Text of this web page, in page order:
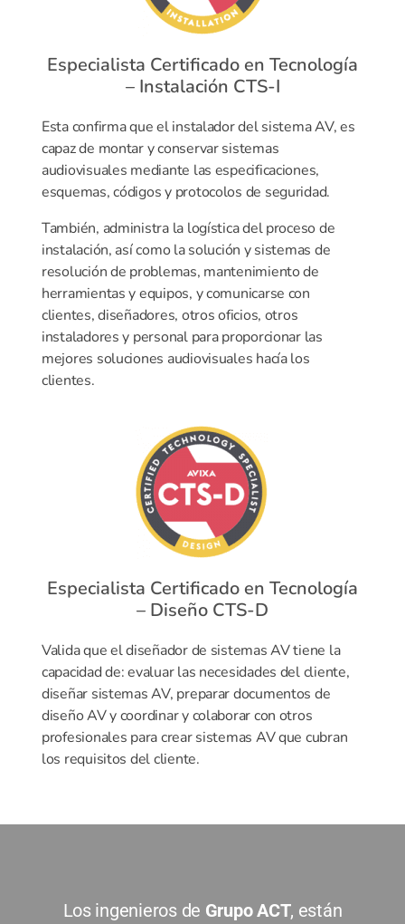
Especialista Certificado en Tecnología
– Instalación CTS-I
Esta confirma que el instalador del sistema AV, es
capaz de montar y conservar sistemas
audiovisuales mediante las especificaciones,
esquemas, códigos y protocolos de seguridad.
También, administra la logística del proceso de
instalación, así como la solución y sistemas de
resolución de problemas, mantenimiento de
herramientas y equipos, y comunicarse con
clientes, diseñadores, otros oficios, otros
instaladores y personal para proporcionar las
mejores soluciones audiovisuales hacía los
clientes.
Especialista Certificado en Tecnología
– Diseño CTS-D
Valida que el diseñador de sistemas AV tiene la
capacidad de: evaluar las necesidades del cliente,
diseñar sistemas AV, preparar documentos de
diseño AV y coordinar y colaborar con otros
profesionales para crear sistemas AV que cubran
los requisitos del cliente.
Los ingenieros de Grupo ACT, están